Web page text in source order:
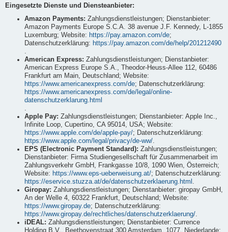
Eingesetzte Dienste und Diensteanbieter:
Amazon Payments: Zahlungsdienstleistungen; Dienstanbieter:
Amazon Payments Europe S.C.A. 38 avenue J.F. Kennedy, L-1855
Luxemburg; Website: https://pay.amazon.com/de;
Datenschutzerklärung: https://pay.amazon.com/de/help/201212490
.
American Express: Zahlungsdienstleistungen; Dienstanbieter:
American Express Europe S.A., Theodor-Heuss-Allee 112, 60486
Frankfurt am Main, Deutschland; Website:
https://www.americanexpress.com/de; Datenschutzerklärung:
https://www.americanexpress.com/de/legal/online-
datenschutzerklarung.html
.
Apple Pay: Zahlungsdienstleistungen; Dienstanbieter: Apple Inc.,
Infinite Loop, Cupertino, CA 95014, USA; Website:
https://www.apple.com/de/apple-pay/; Datenschutzerklärung:
https://www.apple.com/legal/privacy/de-ww/.
EPS (Electronic Payment Standard): Zahlungsdienstleistungen;
Dienstanbieter: Firma Studiengesellschaft für Zusammenarbeit im
Zahlungsverkehr GmbH, Frankgasse 10/8, 1090 Wien, Österreich;
Website: https://www.eps-ueberweisung.at/; Datenschutzerklärung:
https://eservice.stuzza.at/de/datenschutzerklaerung.html .
Giropay: Zahlungsdienstleistungen; Dienstanbieter: giropay GmbH,
An der Welle 4, 60322 Frankfurt, Deutschland; Website:
https://www.giropay.de; Datenschutzerklärung:
https://www.giropay.de/rechtliches/datenschutzerklaerung/.
iDEAL: Zahlungsdienstleistungen; Dienstanbieter: Currence